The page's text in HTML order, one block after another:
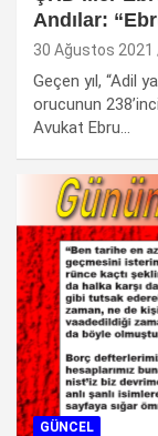
Andılar:
30 Ağustos 2021
Geçen yıl, “Adil
orucunun
Avukat Ebru…
GÜNCEL